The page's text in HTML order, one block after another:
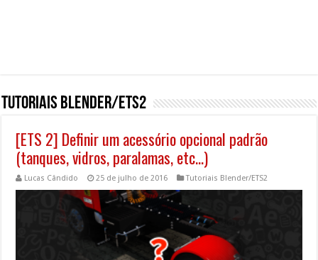
Tutoriais Blender/ETS2
[ETS 2] Definir um acessório opcional padrão
(tanques, vidros, paralamas, etc…)
Lucas Cândido 25 de julho de 2016 Tutoriais Blender/ETS2